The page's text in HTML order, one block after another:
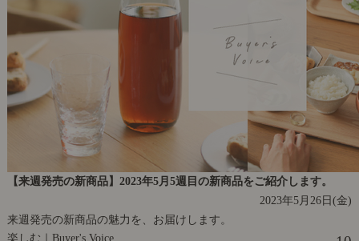
【来週発売の新商品】2023年5月5週目の新商品をご紹介します。
2023年5月26日(金)
来週発売の新商品の魅力を、お届けします。
楽しむ｜Buyer's Voice